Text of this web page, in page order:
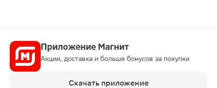
Приложение Магнит
Акции, доставка и больше бонусов за покупки
Скачать приложение